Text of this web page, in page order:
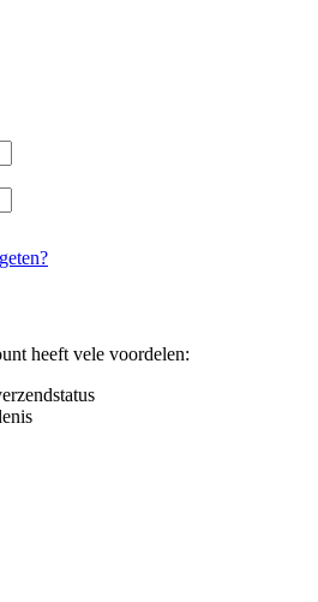
heeft vele voordelen: